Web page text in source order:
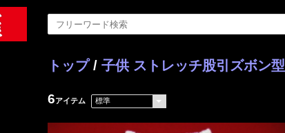
トップ/ 子供 ストレッチ股引ズボン型
6アイテム